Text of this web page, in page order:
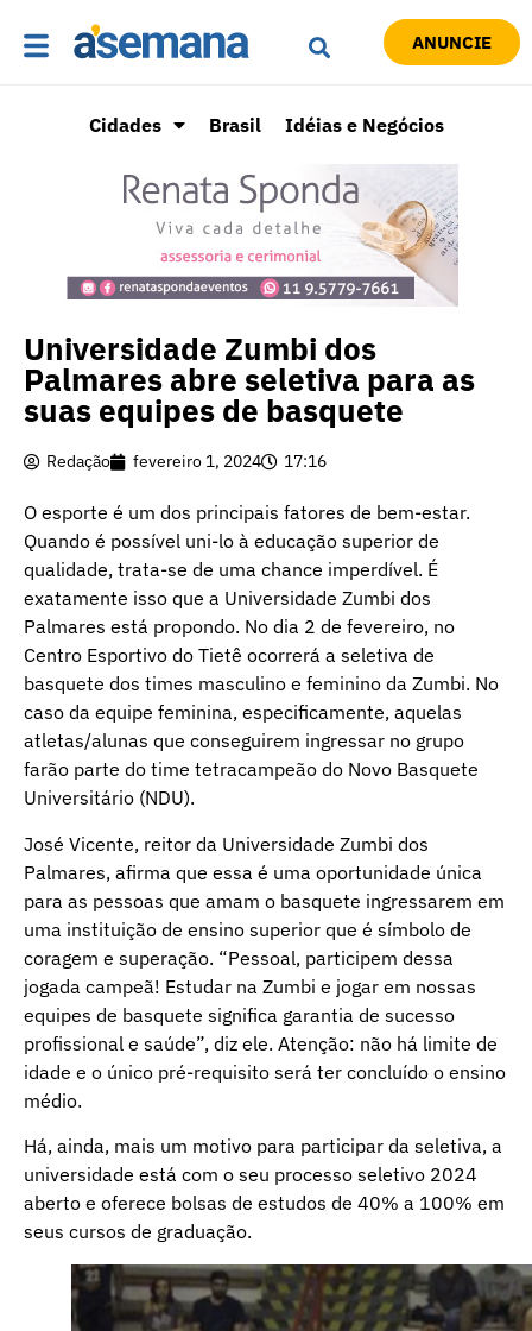
ANUNCIE
Cidades Brasil Idéias e Negócios
Universidade Zumbi dos
Palmares abre seletiva para as
suas equipes de basquete
Redação fevereiro 1, 2024 17:16
O esporte é um dos principais fatores de bem-estar.
Quando é possível uni-lo à educação superior de
qualidade, trata-se de uma chance imperdível. É
exatamente isso que a Universidade Zumbi dos
Palmares está propondo. No dia 2 de fevereiro, no
Centro Esportivo do Tietê ocorrerá a seletiva de
basquete dos times masculino e feminino da Zumbi. No
caso da equipe feminina, especificamente, aquelas
atletas/alunas que conseguirem ingressar no grupo
farão parte do time tetracampeão do Novo Basquete
Universitário (NDU).
José Vicente, reitor da Universidade Zumbi dos
Palmares, afirma que essa é uma oportunidade única
para as pessoas que amam o basquete ingressarem em
uma instituição de ensino superior que é símbolo de
coragem e superação. “Pessoal, participem dessa
jogada campeã! Estudar na Zumbi e jogar em nossas
equipes de basquete significa garantia de sucesso
profissional e saúde”, diz ele. Atenção: não há limite de
idade e o único pré-requisito será ter concluído o ensino
médio.
Há, ainda, mais um motivo para participar da seletiva, a
universidade está com o seu processo seletivo 2024
aberto e oferece bolsas de estudos de 40% a 100% em
seus cursos de graduação.